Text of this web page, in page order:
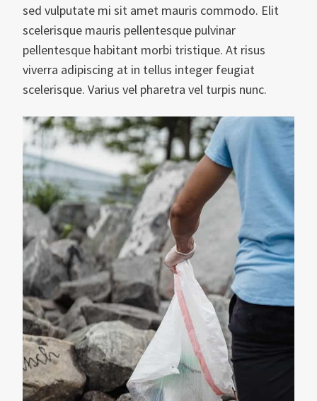
sed vulputate mi sit amet mauris commodo. Elit
scelerisque mauris pellentesque pulvinar
pellentesque habitant morbi tristique. At risus
viverra adipiscing at in tellus integer feugiat
scelerisque. Varius vel pharetra vel turpis nunc.